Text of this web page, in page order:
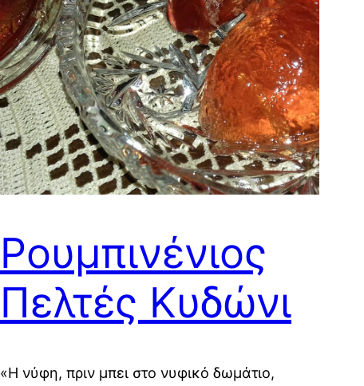
Ρουμπινένιος
Πελτές Κυδώνι
«Η νύφη, πριν μπει στο νυφικό δωμάτιο,